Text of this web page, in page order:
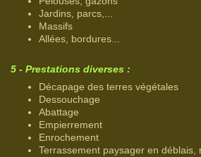
Jardins, parcs,...
Massifs
Allées, bordures...
5 - Prestations diverses :
Décapage des terres végétales
Dessouchage
Abattage
Empierrement
Enrochement
Terrassement paysager en déblais,